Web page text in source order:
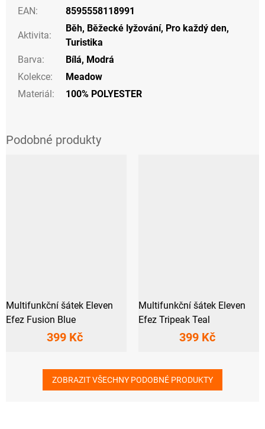
EAN: 8595558118991
Aktivita:
Běh, Běžecké lyžování, Pro každý den,
Turistika
Barva: Bílá, Modrá
Kolekce:
Meadow
Materiál: 100% POLYESTER
Multifunkční šátek Eleven
Efez Fusion Blue
399 Kč
Multifunkční šátek Eleven
Efez Tripeak Teal
399 Kč
ZOBRAZIT VŠECHNY PODOBNÉ PRODUKTY